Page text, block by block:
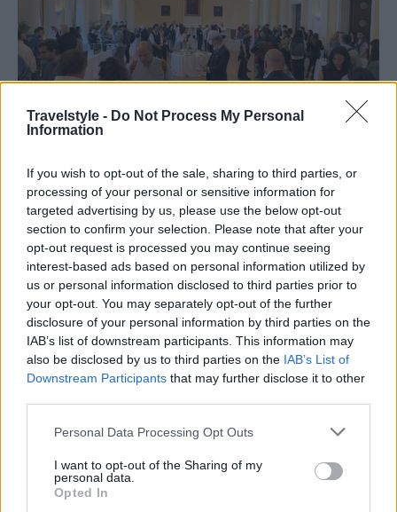
Travelstyle - Do Not Process My Personal
Information
If you wish to opt-out of the sale, sharing to third parties, or
processing of your personal or sensitive information for
targeted advertising by us, please use the below opt-out
section to confirm your selection. Please note that after your
opt-out request is processed you may continue seeing
interest-based ads based on personal information utilized by
us or personal information disclosed to third parties prior to
your opt-out. You may separately opt-out of the further
disclosure of your personal information by third parties on the
IAB’s list of downstream participants. This information may
also be disclosed by us to third parties on the IAB’s List of
Downstream Participants that may further disclose it to other
Please note that this website/app uses one or more Google
not limited to your visit or usage behaviour. You may click to
grant or deny consent to Google and its third-party tags to
use your data for below specified purposes in below Google
Personal Data Processing Opt Outs
I want to opt-out of the Sharing of my
personal data.
Opted In
Εκλεκτοί καλεσμένοι και μια γέφυρα
πολιτισμού
Η εκδήλωση στην Αθήνα λειτούργησε ως σημείο
συνάντησης για την «αφρόκρεμα» του κλάδου,
φιλοξενώντας κορυφαίους ,,Sommeliers”,
μεγάλους εισαγωγείς, εξειδικευμένους συμβούλους
μάρκετινγκ και διακεκριμένους εκπροσώπους του
ειδικού τύπου. Μέσα σε ένα περιβάλλον υψηλής
αισθητικής, οι καλεσμένοι έγιναν κοινωνοί της
γεωργιανής φιλοξενίας, έχοντας την πολύτιμη
ευκαιρία να συνομιλήσουν απευθείας με
παραγωγούς και οινολόγους. Η ανταλλαγή